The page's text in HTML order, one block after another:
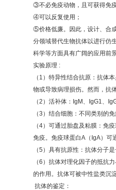
③不必免疫动物，且可获得免
④可以反复使用；
⑤价格低廉。因此，设计、合
分领域替代生物抗体以进行仿
科学等方面具有广阔的应用前
实验原理 :
（ 1 ）特异性结合抗原：抗体
物或导致病理损伤。然而，抗
（2 ）活补体： IgM 、 IgG1、
（3 ）结合细胞：不同类别的
（4）可通过胎盘及粘膜：免
免疫。免疫球蛋白A （ IgA）可
（5 ）具有抗原性：抗体分子
（6 ）抗体对理化因子的抵抗
的作用。抗体可被中性盐类沉
抗体的鉴定：